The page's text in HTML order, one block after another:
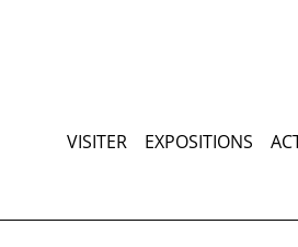
Maimenu
VISITER EXPOSITIONS